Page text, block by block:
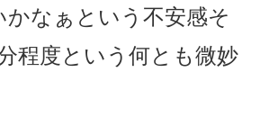
かなぁという不安感そ
程度という何とも微妙